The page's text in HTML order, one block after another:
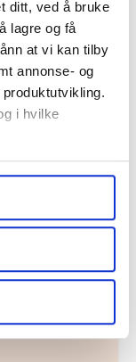
ditt, ved å bruke
lagre og få
at vi kan tilby
annonse- og
i hvilke
dine personlige
hvordan de skal
tilbake ditt
hk-nytt.no
(cookies) for å
at vi tilby
utarbeide
energi,